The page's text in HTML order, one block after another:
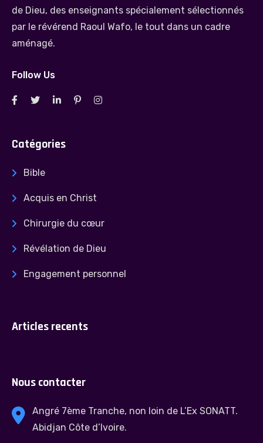
de Dieu, des enseignants spécialement sélectionnés
par le révérend Raoul Wafo, le tout dans un cadre
aménagé.
Follow Us
Catégories
Bible
Acquis en Christ
Chirurgie du cœur
Révélation de Dieu
Engagement personnel
Articles recents
Nous contacter
Angré 7ème Tranche, non loin de L’Ex SONATT.
Abidjan Côte d’Ivoire.